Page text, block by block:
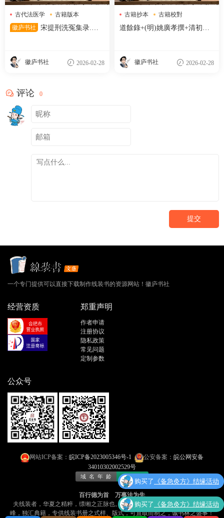
古代法医学
古籍版本
孙星衍
徽庐书社
宋提刑洗冤集录.五
校
徽庐书社 2026-02-28
古籍抄本
古籍校對
明代刻本
道餘錄+(明)姚廣孝撰+清初抄
徽庐书社 2026-02-28
评论 0
提交
一个专门提供可以直接下载制作线装书的资源网站！徽庐书社
经营资质 郑重声明
作者申请
注册协议
隐私政策
常见问题
定制参数
公众号
网站ICP备案： 皖ICP备2023005346号-1 公安备案： 皖公网安备
34010302002529号
百行德为首 万事法为先
夫线装者，华夏之精粹，缥缃之正脉也​​。今有「线装书文库」者，乃​​网海孤
峰，独汇典籍​​，专供线装书册之式样、版式，可​​直取而制之​​，诚书林之盛事！
购买了 《备急灸方》结缘活动
购买了 《备急灸方》结缘活动